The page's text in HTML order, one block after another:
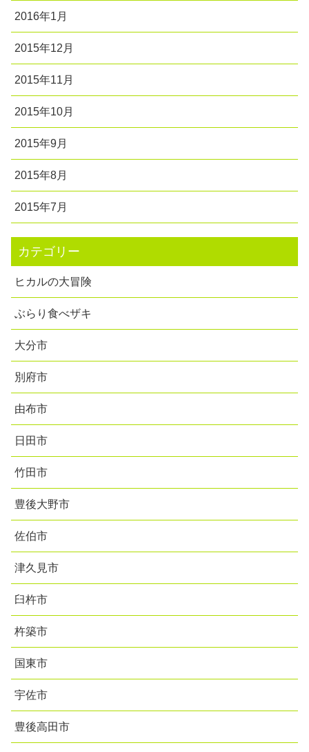
2016年1月
2015年12月
2015年11月
2015年10月
2015年9月
2015年8月
2015年7月
カテゴリー
ヒカルの大冒険
ぶらり食べザキ
大分市
別府市
由布市
日田市
竹田市
豊後大野市
佐伯市
津久見市
臼杵市
杵築市
国東市
宇佐市
豊後高田市